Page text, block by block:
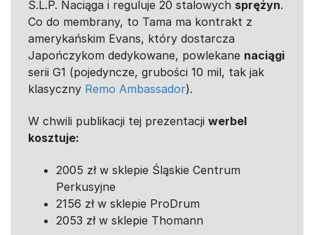
S.L.P. Naciąga i reguluje 20 stalowych sprężyn.
Co do membrany, to Tama ma kontrakt z
amerykańskim Evans, który dostarcza
Japończykom dedykowane, powlekane naciągi
serii G1 (pojedyncze, grubości 10 mil, tak jak
klasyczny Remo Ambassador).
W chwili publikacji tej prezentacji werbel
kosztuje:
2005 zł w sklepie Śląskie Centrum
Perkusyjne
2156 zł w sklepie ProDrum
2053 zł w sklepie Thomann